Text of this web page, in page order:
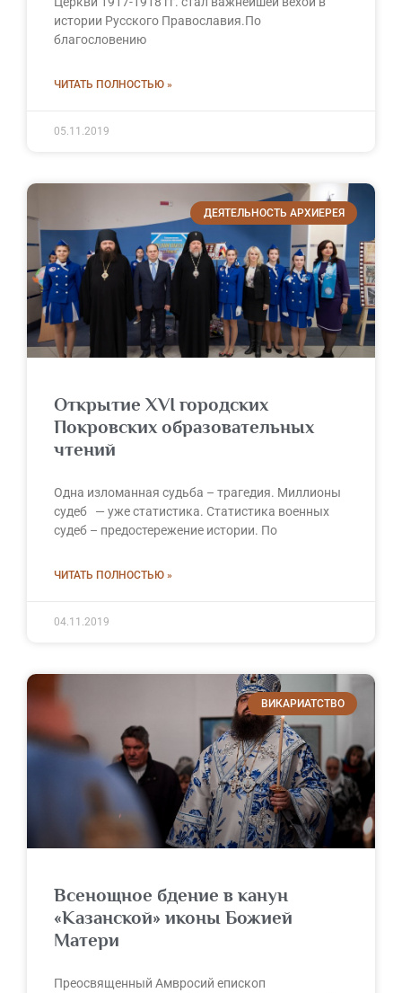
истории Русского Православия.По
благословению
ЧИТАТЬ ПОЛНОСТЬЮ »
05.11.2019
ДЕЯТЕЛЬНОСТЬ АРХИЕРЕЯ
Открытие ХVI городских
Покровских образовательных
чтений
Одна изломанная судьба – трагедия. Миллионы
судеб — уже статистика. Статистика военных
судеб – предостережение истории. По
ЧИТАТЬ ПОЛНОСТЬЮ »
04.11.2019
ВИКАРИАТСТВО
Всенощное бдение в канун
«Казанской» иконы Божией
Матери
Преосвященный Амвросий епископ